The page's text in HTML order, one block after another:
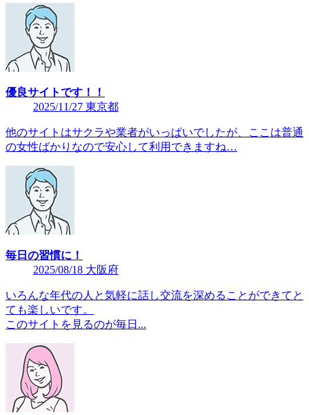
優良サイトです！！
2025/11/27 東京都
他のサイトはサクラや業者がいっぱいでしたが、ここは普通
の女性ばかりなので安心して利用できますね…
毎日の習慣に！
2025/08/18 大阪府
いろんな年代の人と気軽に話し交流を深めることができてと
ても楽しいです。
このサイトを見るのが毎日...